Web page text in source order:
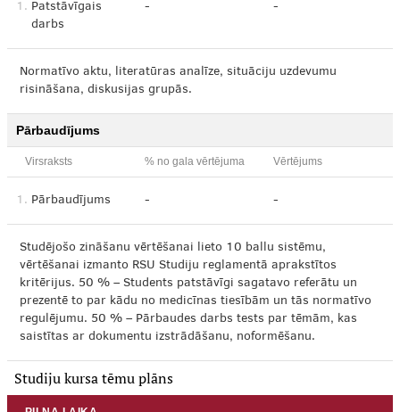
1. Patstāvīgais
darbs
- -
Normatīvo aktu, literatūras analīze, situāciju uzdevumu
risināšana, diskusijas grupās.
Pārbaudījums
Virsraksts % no gala vērtējuma Vērtējums
1. Pārbaudījums - -
Studējošo zināšanu vērtēšanai lieto 10 ballu sistēmu,
vērtēšanai izmanto RSU Studiju reglamentā aprakstītos
kritērijus. 50 % – Students patstāvīgi sagatavo referātu un
prezentē to par kādu no medicīnas tiesībām un tās normatīvo
regulējumu. 50 % – Pārbaudes darbs tests par tēmām, kas
saistītas ar dokumentu izstrādāšanu, noformēšanu.
Studiju kursa tēmu plāns